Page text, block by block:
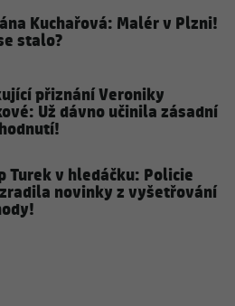
Kuchařová: Malér v Plzni!
stalo?
přiznání Veroniky
Už dávno učinila zásadní
Turek v hledáčku: Policie
novinky z vyšetřování